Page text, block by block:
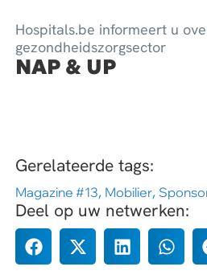
Hospitals.be informeert u
gezondheidszorgsector
NAP & UP
Gerelateerde tags:
Magazine #13, Mobilier,
Deel op uw netwerken: